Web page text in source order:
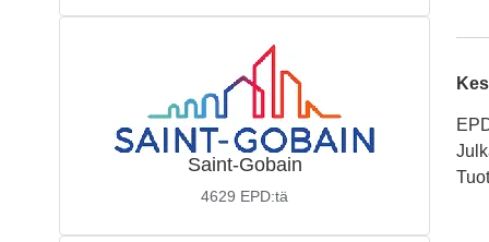
Saint-Gobain
4629 EPD:tä